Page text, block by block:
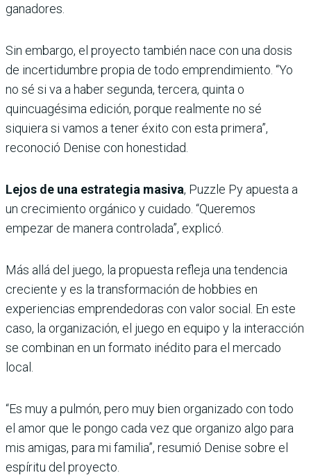
ganadores.
Sin embargo, el proyecto también nace con una dosis
de incertidumbre propia de todo emprendimiento. “Yo
no sé si va a haber segunda, tercera, quinta o
quincuagésima edición, porque realmente no sé
siquiera si vamos a tener éxito con esta primera”,
reconoció Denise con honestidad.
Lejos de una estrategia masiva, Puzzle Py apuesta a
un crecimiento orgánico y cuidado. “Queremos
empezar de manera controlada”, explicó.
Más allá del juego, la propuesta refleja una tendencia
creciente y es la transformación de hobbies en
experiencias emprendedoras con valor social. En este
caso, la organización, el juego en equipo y la interacción
se combinan en un formato inédito para el mercado
local.
“Es muy a pulmón, pero muy bien organizado con todo
el amor que le pongo cada vez que organizo algo para
mis amigas, para mi familia”, resumió Denise sobre el
espíritu del proyecto.